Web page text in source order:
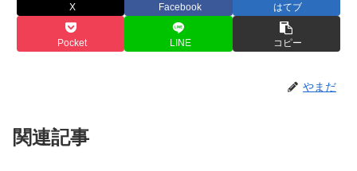
X Facebook はてブ
Pocket LINE コピー
やまだ
関連記事